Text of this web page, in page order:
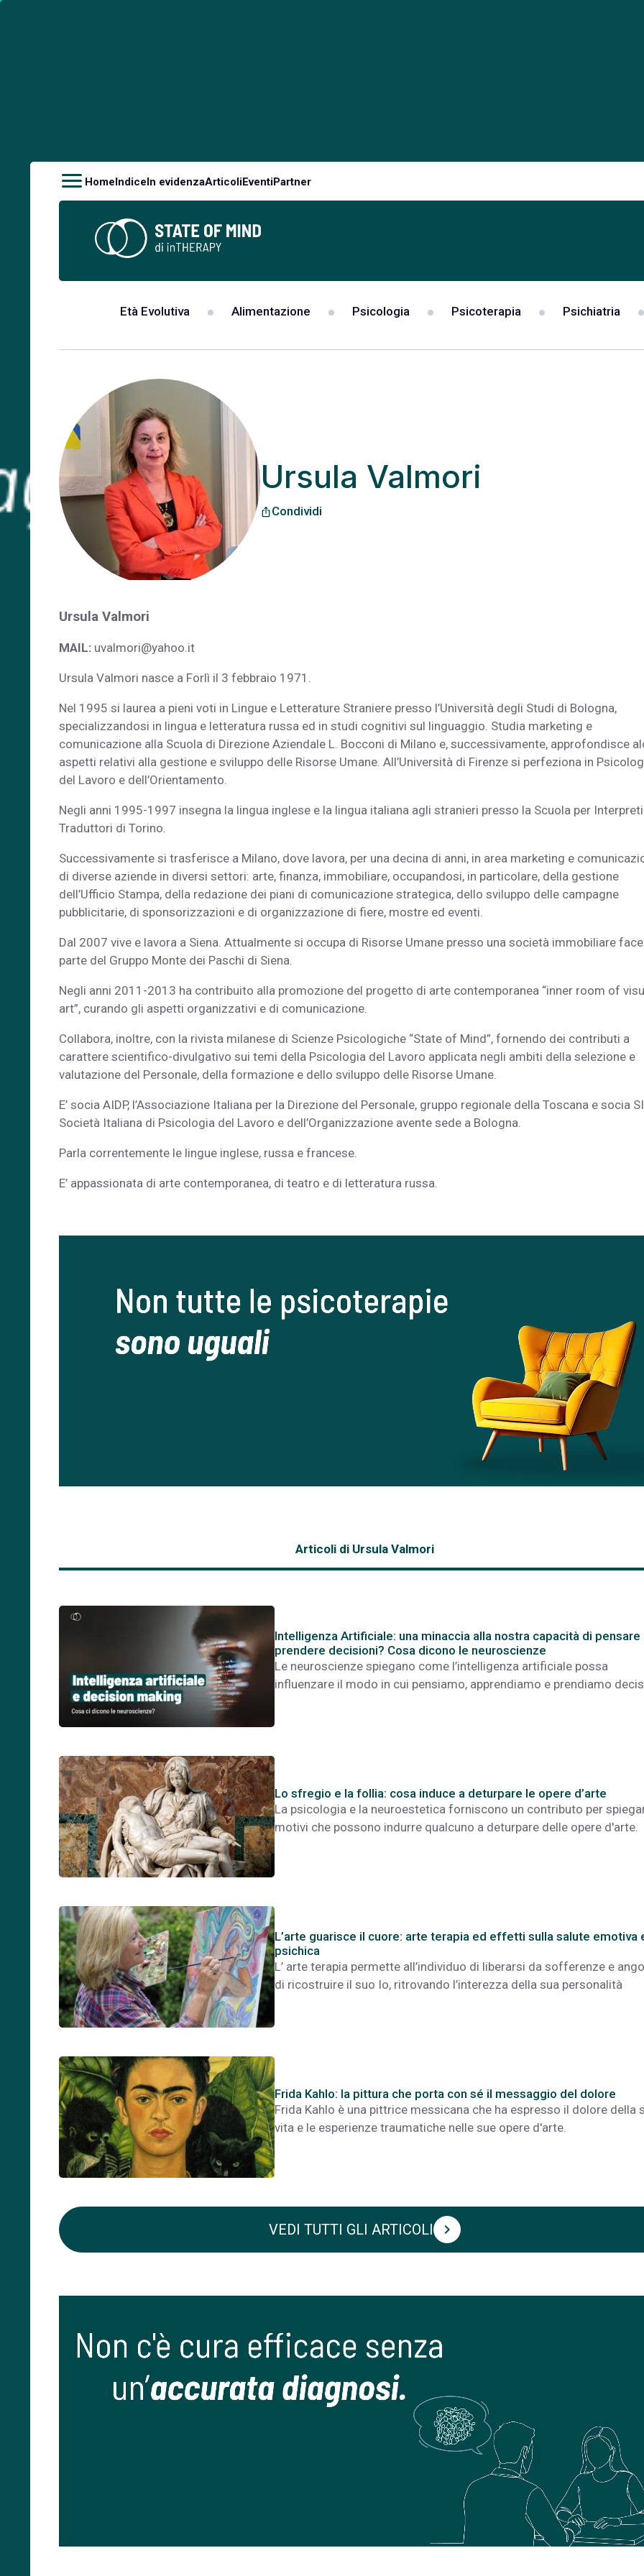
HomeIndiceIn evidenzaArticoliEventiPartner
Età Evolutiva Alimentazione Psicologia Psicoterapia Psichiatria
Ursula Valmori
ios_shareCondividi
Ursula Valmori
MAIL: uvalmori@yahoo.it
Ursula Valmori nasce a Forlì il 3 febbraio 1971.
Nel 1995 si laurea a pieni voti in Lingue e Letterature Straniere presso l’Università degli Studi di Bologna,
specializzandosi in lingua e letteratura russa ed in studi cognitivi sul linguaggio. Studia marketing e
comunicazione alla Scuola di Direzione Aziendale L. Bocconi di Milano e, successivamente, approfondisce
aspetti relativi alla gestione e sviluppo delle Risorse Umane. All’Università di Firenze si perfeziona in
del Lavoro e dell’Orientamento.
Negli anni 1995-1997 insegna la lingua inglese e la lingua italiana agli stranieri presso la Scuola per
Traduttori di Torino.
Successivamente si trasferisce a Milano, dove lavora, per una decina di anni, in area marketing e
di diverse aziende in diversi settori: arte, finanza, immobiliare, occupandosi, in particolare, della gestione
dell’Ufficio Stampa, della redazione dei piani di comunicazione strategica, dello sviluppo delle campagne
pubblicitarie, di sponsorizzazioni e di organizzazione di fiere, mostre ed eventi.
Dal 2007 vive e lavora a Siena. Attualmente si occupa di Risorse Umane presso una società immobiliare
parte del Gruppo Monte dei Paschi di Siena.
Negli anni 2011-2013 ha contribuito alla promozione del progetto di arte contemporanea “inner room of
art”, curando gli aspetti organizzativi e di comunicazione.
Collabora, inoltre, con la rivista milanese di Scienze Psicologiche “State of Mind”, fornendo dei contributi a
carattere scientifico-divulgativo sui temi della Psicologia del Lavoro applicata negli ambiti della selezione e
valutazione del Personale, della formazione e dello sviluppo delle Risorse Umane.
E’ socia AIDP, l’Associazione Italiana per la Direzione del Personale, gruppo regionale della Toscana e socia
Società Italiana di Psicologia del Lavoro e dell’Organizzazione avente sede a Bologna.
Parla correntemente le lingue inglese, russa e francese.
E’ appassionata di arte contemporanea, di teatro e di letteratura russa.
Articoli di Ursula Valmori
Intelligenza Artificiale: una minaccia alla nostra capacità di pensare
prendere decisioni? Cosa dicono le neuroscienze
Le neuroscienze spiegano come l’intelligenza artificiale possa
influenzare il modo in cui pensiamo, apprendiamo e prendiamo
Lo sfregio e la follia: cosa induce a deturpare le opere d’arte
La psicologia e la neuroestetica forniscono un contributo per
motivi che possono indurre qualcuno a deturpare delle opere d'arte.
L’arte guarisce il cuore: arte terapia ed effetti sulla salute emotiva
psichica
L’ arte terapia permette all’individuo di liberarsi da sofferenze e
di ricostruire il suo Io, ritrovando l’interezza della sua personalità
Frida Kahlo: la pittura che porta con sé il messaggio del dolore
Frida Kahlo è una pittrice messicana che ha espresso il dolore della
vita e le esperienze traumatiche nelle sue opere d'arte.
VEDI TUTTI GLI ARTICOLI chevron_right